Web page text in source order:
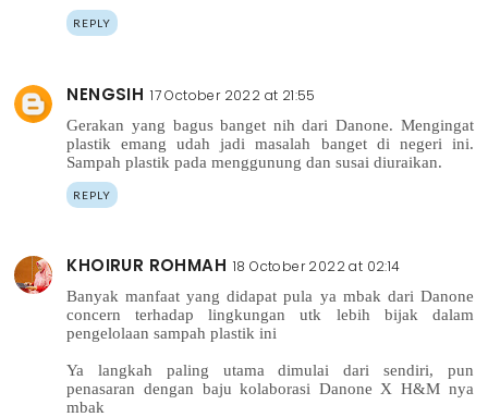
REPLY
NENGSIH 17 October 2022 at 21:55
Gerakan yang bagus banget nih dari Danone. Mengingat
plastik emang udah jadi masalah banget di negeri ini.
Sampah plastik pada menggunung dan susai diuraikan.
REPLY
KHOIRUR ROHMAH 18 October 2022 at 02:14
Banyak manfaat yang didapat pula ya mbak dari Danone
concern terhadap lingkungan utk lebih bijak dalam
pengelolaan sampah plastik ini
Ya langkah paling utama dimulai dari sendiri, pun
penasaran dengan baju kolaborasi Danone X H&M nya
mbak